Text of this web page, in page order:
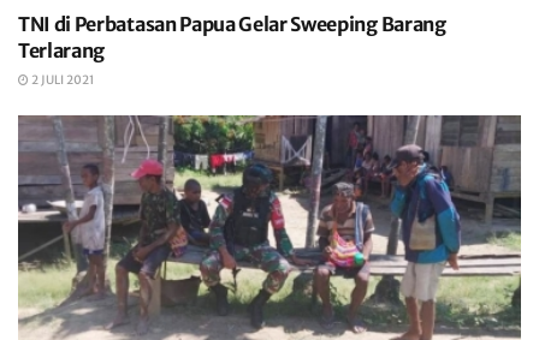
TNI di Perbatasan Papua Gelar Sweeping Barang
Terlarang
2 JULI 2021